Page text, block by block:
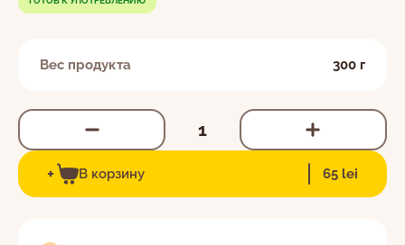
EN
022-264-600
Я даю согласие на обработку персональных
данных в соответствии с
Вес продукта 300 г
+ В корзину 65 lei